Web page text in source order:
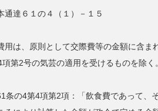
通達６１の４（１）－１５
用は、原則として交際費等の金額に含ま
第2号の気芸の適用を受けるものを除く。
条の4第4項第2項：「飲食費であって、